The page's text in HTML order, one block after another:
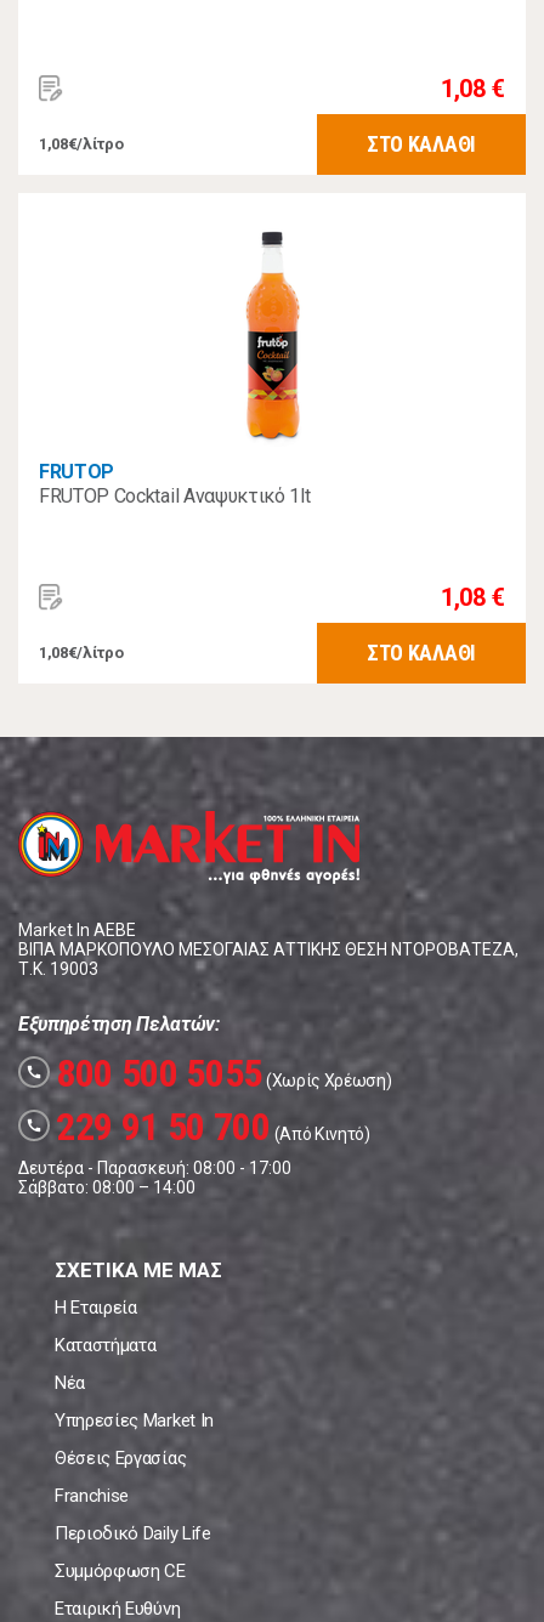
1,08 €
1,08€/λίτρο ΣΤΟ ΚΑΛΑΘΙ
FRUTOP
FRUTOP Cocktail Αναψυκτικό 1lt
1,08 €
1,08€/λίτρο ΣΤΟ ΚΑΛΑΘΙ
Market In ΑΕΒΕ
ΒΙΠΑ ΜΑΡΚΟΠΟΥΛΟ ΜΕΣΟΓΑΙΑΣ ΑΤΤΙΚΗΣ ΘΕΣΗ ΝΤΟΡΟΒΑΤΕΖΑ,
Τ.Κ. 19003
Εξυπηρέτηση Πελατών:
call 800 500 5055(Χωρίς Χρέωση)
call 229 91 50 700 (Από Κινητό)
Δευτέρα - Παρασκευή: 08:00 - 17:00
Σάββατο: 08:00 – 14:00
ΣΧΕΤΙΚΑ ΜΕ ΜΑΣ
Η Εταιρεία
Καταστήματα
Νέα
Υπηρεσίες Market In
Θέσεις Εργασίας
Franchise
Περιοδικό Daily Life
Συμμόρφωση CE
Εταιρική Ευθύνη